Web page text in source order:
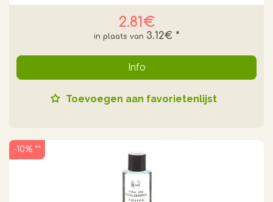
2.81€
3.12€ *
Info
Toevoegen aan favorietenlijst
-10% **